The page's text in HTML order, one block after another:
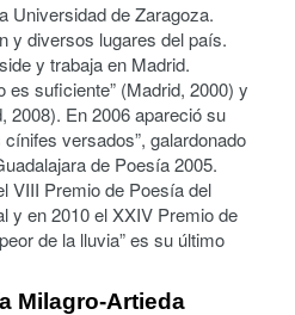
Universidad de Zaragoza.
y diversos lugares del país.
y trabaja en Madrid.
es suficiente” (Madrid, 2000) y
2008). En 2006 apareció su
versados”, galardonado
de Poesía 2005.
VIII Premio de Poesía del
y en 2010 el XXIV Premio de
de la lluvia” es su último
Milagro-Artieda